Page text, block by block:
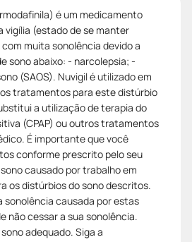
é um medicamento
vigília (estado de se manter
muita sonolência devido a
sono abaixo: - narcolepsia; -
(SAOS). Nuvigil é utilizado em
tratamentos para este distúrbio
a utilização de terapia do
(CPAP) ou outros tratamentos
É importante que você
conforme prescrito pelo seu
causado por trabalho em
os distúrbios do sono descritos.
sonolência causada por estas
não cessar a sua sonolência.
adequado. Siga a